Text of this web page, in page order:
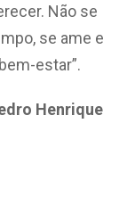
Não se
se ame e
estar”.
Henrique